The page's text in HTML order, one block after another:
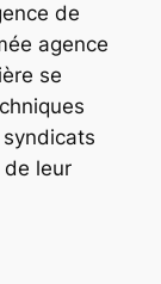
de
agence
se
leur